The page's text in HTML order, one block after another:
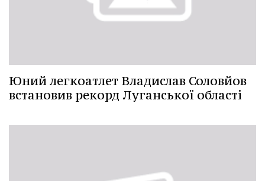
Юний легкоатлет Владислав Соловйов
встановив рекорд Луганської області